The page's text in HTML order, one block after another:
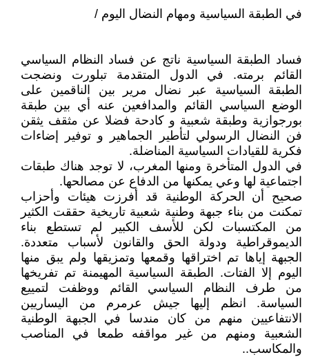
في الطبقة السياسية ومهام النضال اليوم /
فساد الطبقة السياسية ناتج عن فساد النظام السياسي
القائم برمته. في الدول المتقدمة تبلورت ونضجت
الطبقة السياسية عبر نضال مرير بين الناقمين على
الوضع السياسي القائم والمدافعين عنه أي بين طبقة
بورجوازية وطبقة شعبية و كادحة فضلا عن مثقف يثقن
فن النضال الرسولي لتأطير الجماهير و توفير إضاءات
فكرية للقيادات السياسية المناضلة.
في الدول المتأخرة ومنها المغرب، لا توجد هناك طبقات
اجتماعية لها وعي يمكنها من الدفاع عن مصالحها.
صحيح أن الحركة الوطنية قد أفرزت هيئات وأحزاب
تمكنت من بناء جبهة وطنية شعبية تاريخية حققت الكثير
من المكتسبات لكن للأسف الكبير لم تستطع بناء
الديموقراطية ودولة الحق والقانون لأسباب متعددة.
الجبهة إياها تم اختراقها وقمعها وتمزيقها ولم يبق منها
اليوم إلا الفتات. الطبقة السياسية المهيمنة تم تفريخها
من طرف النظام السياسي القائم ووظفت لتمييع
السياسة. انظم إليها جيش عرمرم من اليساريين
الانتفاعيين منهم من كان مندسا في الجبهة الوطنية
الشعبية ومنهم من غير مواقفه طمعا في المناصب
والمكاسب..